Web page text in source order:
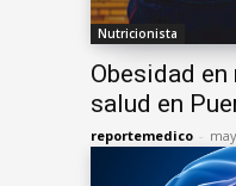
Nutricionista
Obesidad
salud en
reportemedico -